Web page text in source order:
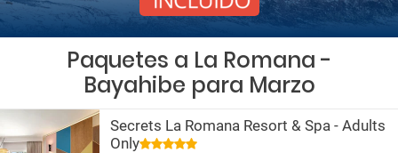
Paquetes a La Romana -
Bayahibe para Marzo
Secrets La Romana Resort & Spa - Adults
Only